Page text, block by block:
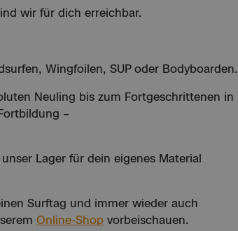
wir für dich erreichbar.
Wingfoilen, SUP oder Bodyboarden.
Neuling bis zum Fortgeschrittenen in
–
Lager für dein eigenes Material
Surftag und immer wieder auch
Online-Shop vorbeischauen.